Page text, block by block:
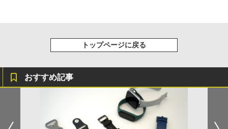
トップページに戻る
おすすめ記事